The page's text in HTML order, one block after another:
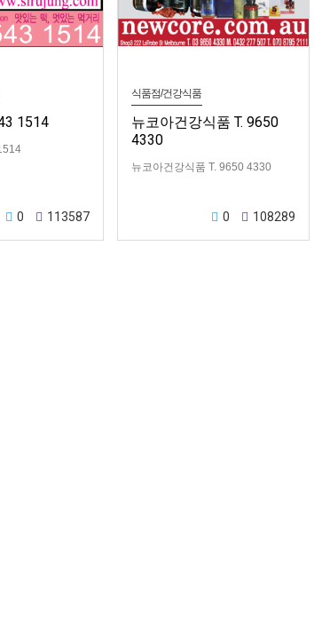
1514
0 113587
식품점/건강식품
뉴코아건강식품 T. 9650
4330
뉴코아건강식품 T. 9650 4330
0 108289